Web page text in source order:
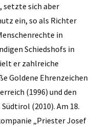
setzte sich aber
ein, so als Richter
in
Schiedshofs in
er zahlreiche
Goldene Ehrenzeichen
(1996) und den
(2010). Am 18.
„Priester Josef